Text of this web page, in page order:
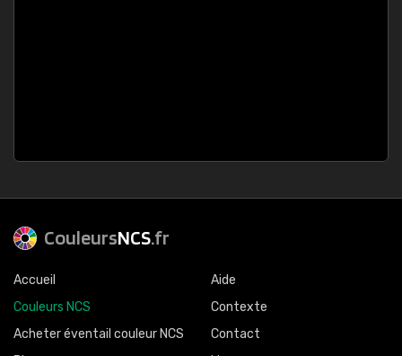
CouleursNCS.fr
Accueil
Couleurs NCS
Acheter éventail couleur NCS
Aide
Contexte
Contact